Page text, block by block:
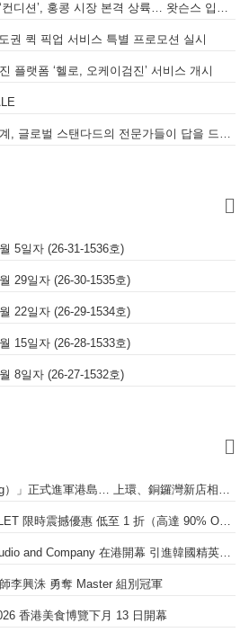
대한민국 대표 숙취해소제 ‘컨디션’, 홍콩 시장 본격 상륙… 왓슨스 입점 기념 할인 행사 진행
권 퀵 픽업 서비스 특별 프로모션 실시
플랫폼 ‘헬로, 오케이검진’ 서비스 개시
WALL 복잡한 홍콩 세무 회계, 글로벌 스탠다드의 전문가들이 답을 드립니다! - 법인설립, 회계, 감사
5일자 (26-31-1536호)
29일자 (26-30-1535호)
22일자 (26-29-1534호)
15일자 (26-28-1533호)
8일자 (26-27-1532호)
韓式燒肉「火桶（Hwa Tong）」正式進軍港島… 上環、銅鑼灣新店相繼開幕
尖沙咀名牌 Outlets J.OUTLET 限時震撼優惠 低至 1 折（高達 90% OFF）
【K-芭蕾風靡世界】 JB Studio and Company 在港開幕 引進韓國精英芭蕾教育系統
李興洙 勇奪 Master 組別冠軍
香港美食博覽下月 13 日開幕